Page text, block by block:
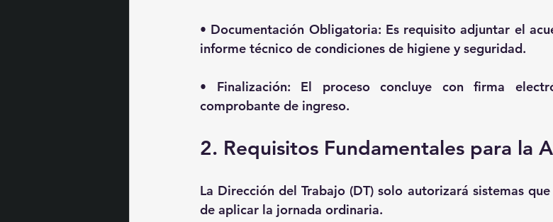
• Documentación Obligatoria: Es requisito adjuntar el
informe técnico de condiciones de higiene y seguridad.
• Finalización: El proceso concluye con firma
comprobante de ingreso.
2. Requisitos Fundamentales para la
La Dirección del Trabajo (DT) solo autorizará sistemas
de aplicar la jornada ordinaria.